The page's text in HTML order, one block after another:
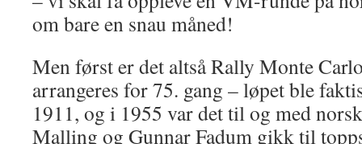
om bare en snau måned!
Men først er det altså Rally Monte
arrangeres for 75. gang – løpet ble
1911, og i 1955 var det til og med
Malling og Gunnar Fadum gikk til